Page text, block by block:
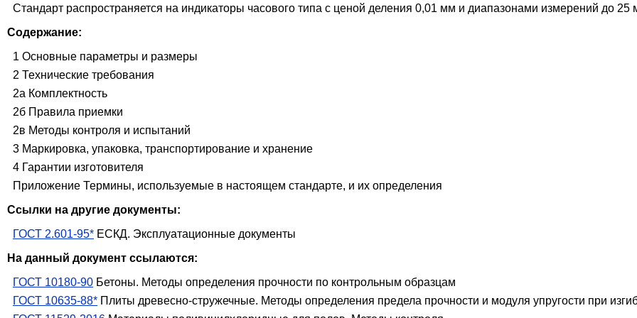
Стандарт распространяется на индикаторы часового типа с ценой деления 0,01 мм и диапазонами измерений до 25
Содержание:
1 Основные параметры и размеры
2 Технические требования
2а Комплектность
2б Правила приемки
2в Методы контроля и испытаний
3 Маркировка, упаковка, транспортирование и хранение
4 Гарантии изготовителя
Приложение Термины, используемые в настоящем стандарте, и их определения
Ссылки на другие документы:
ГОСТ 2.601-95* ЕСКД. Эксплуатационные документы
На данный документ ссылаются:
ГОСТ 10180-90 Бетоны. Методы определения прочности по контрольным образцам
ГОСТ 10635-88* Плиты древесно-стружечные. Методы определения предела прочности и модуля упругости при